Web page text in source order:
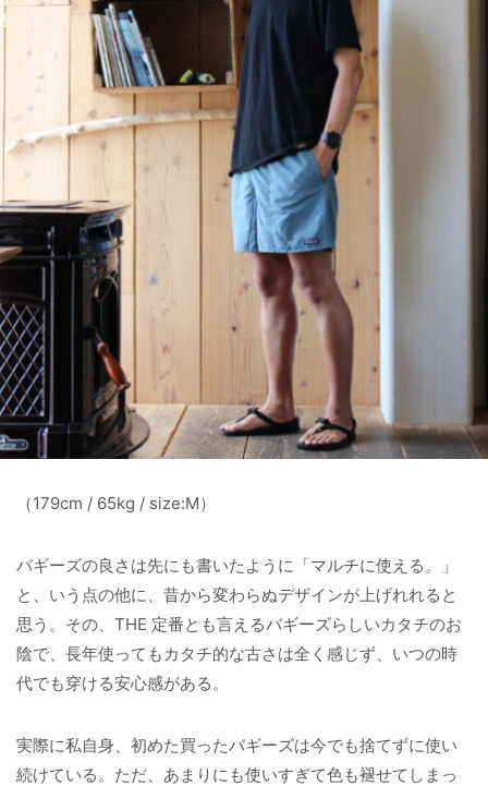
（179cm / 65kg / size:M）
バギーズの良さは先にも書いたように「マルチに使える。」
と、いう点の他に、昔から変わらぬデザインが上げれれると
思う。その、THE 定番とも言えるバギーズらしいカタチのお
陰で、長年使ってもカタチ的な古さは全く感じず、いつの時
代でも穿ける安心感がある。
実際に私自身、初めた買ったバギーズは今でも捨てずに使い
続けている。ただ、あまりにも使いすぎて色も褪せてしまっ